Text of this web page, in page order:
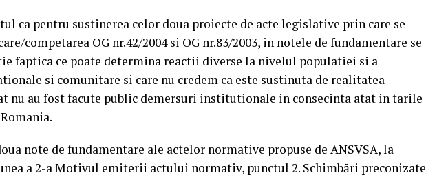
ca pentru sustinerea celor doua proiecte de acte legislative prin care se
competarea OG nr.42/2004 si OG nr.83/2003, in notele de fundamentare se
faptica ce poate determina reactii diverse la nivelul populatiei si a
si comunitare si care nu credem ca este sustinuta de realitatea
nu au fost facute public demersuri institutionale in consecinta atat in tarile
note de fundamentare ale actelor normative propuse de ANSVSA, la
a 2-a Motivul emiterii actului normativ, punctul 2. Schimbări preconizate